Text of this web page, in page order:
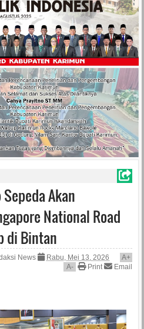
Akan
National Road
di Bintan
News Rabu, Mei 13, 2026 A+
A- Print Email